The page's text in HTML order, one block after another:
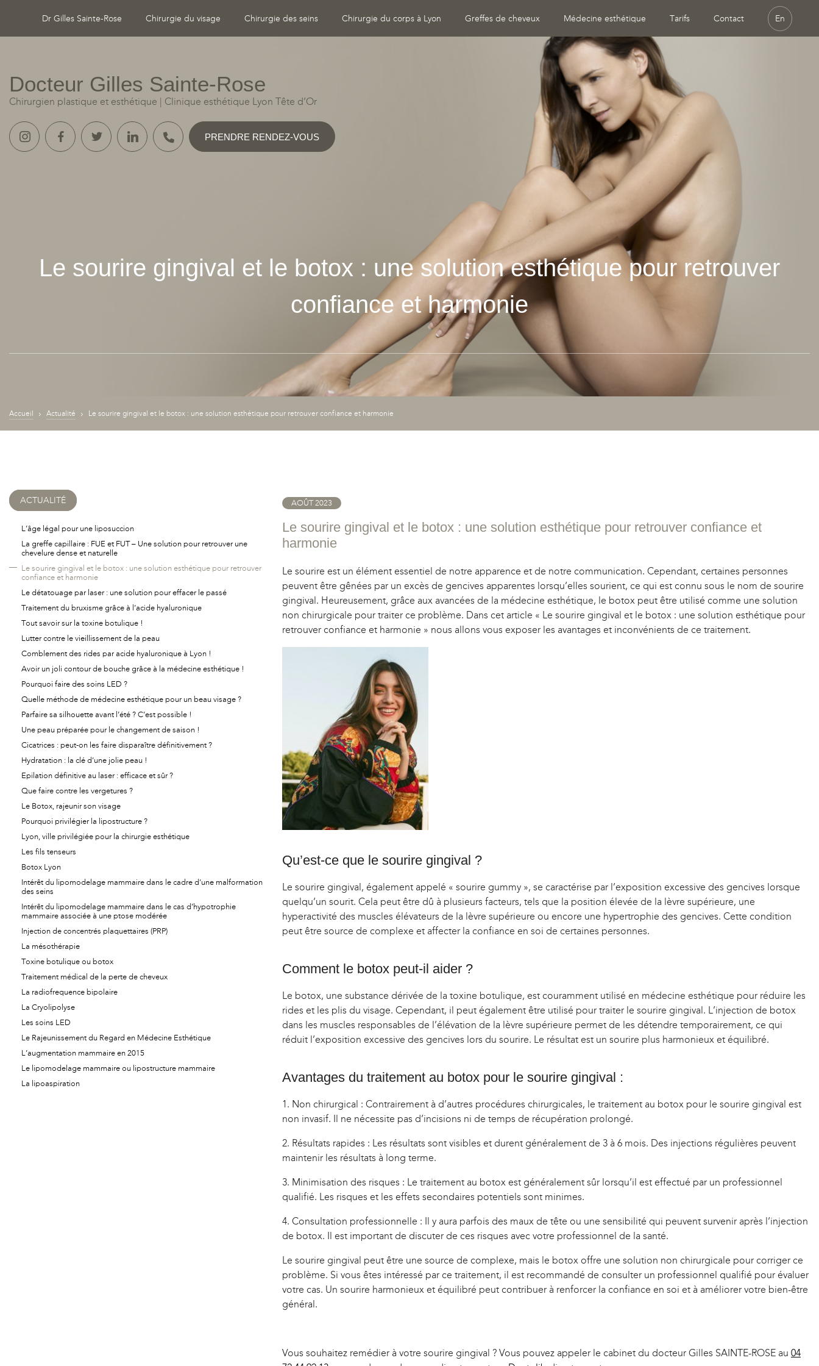
Dr Gilles Sainte-Rose Chirurgie du visage Chirurgie des seins Chirurgie du corps à Lyon Greffes de cheveux Médecine esthétique Tarifs Contact En
Docteur Gilles Sainte‑Rose
Chirurgien plastique et esthétique | Clinique esthétique Lyon Tête d’Or
PRENDRE RENDEZ-VOUS
Le sourire gingival et le botox : une solution esthétique pour retrouver
confiance et harmonie
Accueil Actualité Le sourire gingival et le botox : une solution esthétique pour retrouver confiance et harmonie
AOÛT 2023
Le sourire gingival et le botox : une solution esthétique pour retrouver confiance et
harmonie
Le sourire est un élément essentiel de notre apparence et de notre communication. Cependant, certaines personnes
peuvent être gênées par un excès de gencives apparentes lorsqu’elles sourient, ce qui est connu sous le nom de sourire
gingival. Heureusement, grâce aux avancées de la médecine esthétique, le botox peut être utilisé comme une solution
non chirurgicale pour traiter ce problème. Dans cet article « Le sourire gingival et le botox : une solution esthétique pour
retrouver confiance et harmonie » nous allons vous exposer les avantages et inconvénients de ce traitement.
Qu’est-ce que le sourire gingival ?
Le sourire gingival, également appelé « sourire gummy », se caractérise par l’exposition excessive des gencives lorsque
quelqu’un sourit. Cela peut être dû à plusieurs facteurs, tels que la position élevée de la lèvre supérieure, une
hyperactivité des muscles élévateurs de la lèvre supérieure ou encore une hypertrophie des gencives. Cette condition
peut être source de complexe et affecter la confiance en soi de certaines personnes.
Comment le botox peut-il aider ?
Le botox, une substance dérivée de la toxine botulique, est couramment utilisé en médecine esthétique pour réduire les
rides et les plis du visage. Cependant, il peut également être utilisé pour traiter le sourire gingival. L’injection de botox
dans les muscles responsables de l’élévation de la lèvre supérieure permet de les détendre temporairement, ce qui
réduit l’exposition excessive des gencives lors du sourire. Le résultat est un sourire plus harmonieux et équilibré.
Avantages du traitement au botox pour le sourire gingival :
1. Non chirurgical : Contrairement à d’autres procédures chirurgicales, le traitement au botox pour le sourire gingival est
non invasif. Il ne nécessite pas d’incisions ni de temps de récupération prolongé.
2. Résultats rapides : Les résultats sont visibles et durent généralement de 3 à 6 mois. Des injections régulières peuvent
maintenir les résultats à long terme.
3. Minimisation des risques : Le traitement au botox est généralement sûr lorsqu’il est effectué par un professionnel
qualifié. Les risques et les effets secondaires potentiels sont minimes.
4. Consultation professionnelle : Il y aura parfois des maux de tête ou une sensibilité qui peuvent survenir après l’injection
de botox. Il est important de discuter de ces risques avec votre professionnel de la santé.
Le sourire gingival peut être une source de complexe, mais le botox offre une solution non chirurgicale pour corriger ce
problème. Si vous êtes intéressé par ce traitement, il est recommandé de consulter un professionnel qualifié pour évaluer
votre cas. Un sourire harmonieux et équilibré peut contribuer à renforcer la confiance en soi et à améliorer votre bien-être
général.
Vous souhaitez remédier à votre sourire gingival ? Vous pouvez appeler le cabinet du docteur Gilles SAINTE-ROSE au 04
ACTUALITÉ
L’âge légal pour une liposuccion
La greffe capillaire : FUE et FUT – Une solution pour retrouver une
chevelure dense et naturelle
Le sourire gingival et le botox : une solution esthétique pour retrouver
confiance et harmonie
Le détatouage par laser : une solution pour effacer le passé
Traitement du bruxisme grâce à l’acide hyaluronique
Tout savoir sur la toxine botulique !
Lutter contre le vieillissement de la peau
Comblement des rides par acide hyaluronique à Lyon !
Avoir un joli contour de bouche grâce à la médecine esthétique !
Pourquoi faire des soins LED ?
Quelle méthode de médecine esthétique pour un beau visage ?
Parfaire sa silhouette avant l’été ? C’est possible !
Une peau préparée pour le changement de saison !
Cicatrices : peut-on les faire disparaître définitivement ?
Hydratation : la clé d’une jolie peau !
Epilation définitive au laser : efficace et sûr ?
Que faire contre les vergetures ?
Le Botox, rajeunir son visage
Pourquoi privilégier la lipostructure ?
Lyon, ville privilégiée pour la chirurgie esthétique
Les fils tenseurs
Botox Lyon
Intérêt du lipomodelage mammaire dans le cadre d’une malformation
des seins
Intérêt du lipomodelage mammaire dans le cas d’hypotrophie
mammaire associée à une ptose modérée
Injection de concentrés plaquettaires (PRP)
La mésothérapie
Toxine botulique ou botox
Traitement médical de la perte de cheveux
La radiofrequence bipolaire
La Cryolipolyse
Les soins LED
Le Rajeunissement du Regard en Médecine Esthétique
L’augmentation mammaire en 2015
Le lipomodelage mammaire ou lipostructure mammaire
La lipoaspiration